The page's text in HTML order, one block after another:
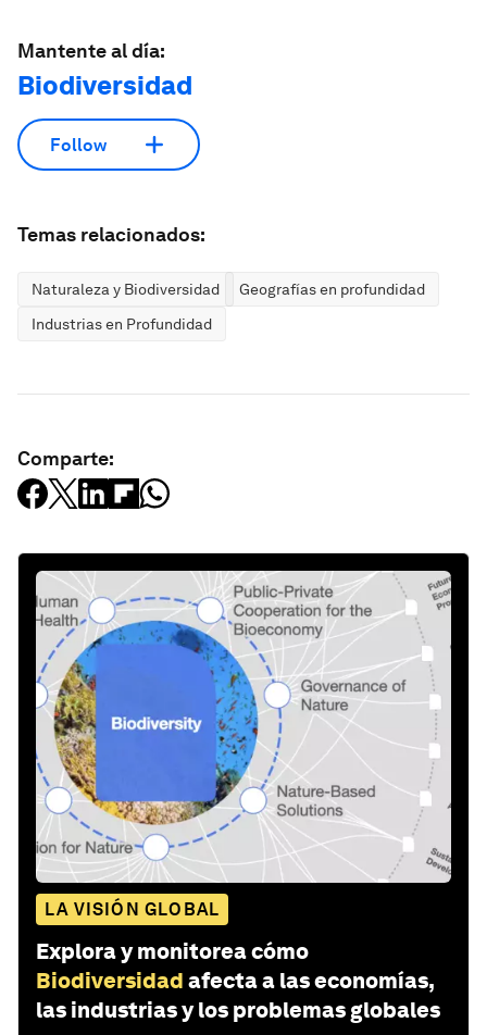
Mantente al día:
Biodiversidad
Follow
Temas relacionados:
Naturaleza y Biodiversidad
Geografías en profundidad
Industrias en Profundidad
Comparte:
LA VISIÓN GLOBAL
Explora y monitorea cómo
Biodiversidad afecta a las economías,
las industrias y los problemas globales